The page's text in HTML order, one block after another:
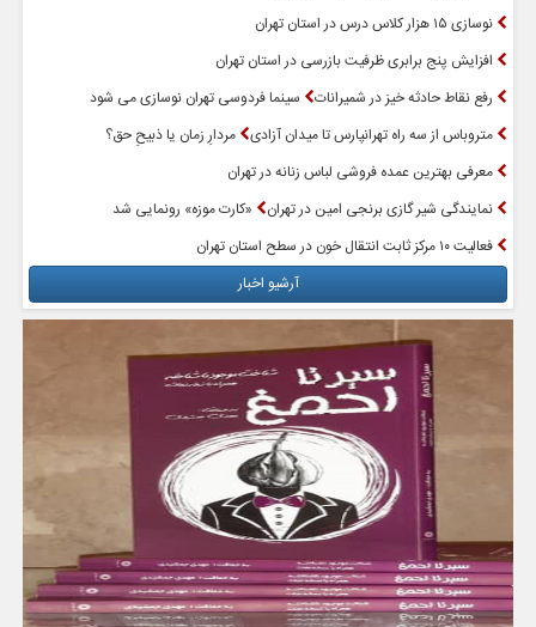
نوسازی ۱۵ هزار کلاس درس در استان تهران
افزایش پنج برابری ظرفیت بازرسی در استان تهران
رفع نقاط حادثه خیز در شمیرانات
سینما فردوسی تهران نوسازی می شود
متروباس از سه راه تهرانپارس تا میدان آزادی مردارِ زمان یا ذبیحِ حق؟
معرفی بهترین عمده فروشی لباس زنانه در تهران
نمایندگی شیر گازی برنجی امین در تهران
«کارت موزه» رونمایی شد
فعالیت ۱۰ مرکز ثابت انتقال خون در سطح استان تهران
آرشیو اخبار